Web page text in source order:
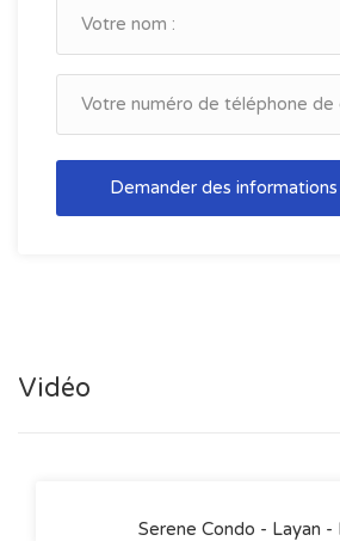
Demander des
Vidéo
Serene Condo - Layan -